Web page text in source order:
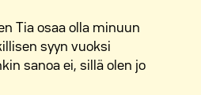
Tia osaa olla minuun
syyn vuoksi
sanoa ei, sillä olen jo